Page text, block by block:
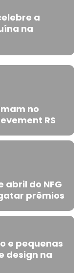
a
na
no
RS
abril do NFG
prêmios
e pequenas
design na